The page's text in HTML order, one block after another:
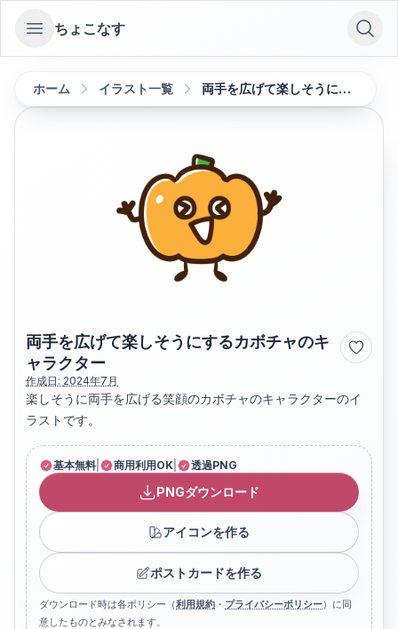
Open sidebar
ちょこなす
ホーム イラスト一覧 両手を広げて楽しそうにするカボチャのキャラクター
両手を広げて楽しそうにするカボチャのキ
ャラクター
作成日: 2024年7月
楽しそうに両手を広げる笑顔のカボチャのキャラクターのイ
ラストです。
基本無料 商用利用OK 透過PNG
PNGダウンロード
アイコンを作る
ポストカードを作る
ダウンロード時は各ポリシー（利用規約 ・ プライバシーポリシー）に同
意したものとみなされます。